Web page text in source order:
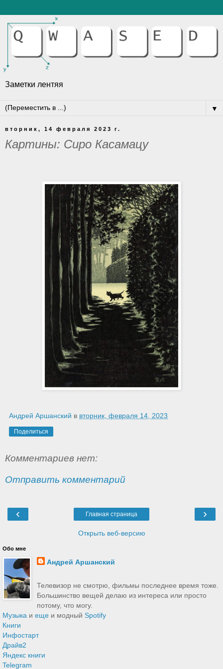
Заметки лентяя
▼
вторник, 14 февраля 2023 г.
Картины: Сиро Касамацу
Андрей Аршанский в вторник, февраля 14, 2023
Поделиться
Комментариев нет:
Отправить комментарий
‹ ›
Главная страница
Открыть веб-версию
Обо мне
Андрей Аршанский
Телевизор не смотрю, фильмы последнее время тоже.
Большинство вещей делаю из интереса или просто
потому, что могу.
Музыка и еще и модный Spotify
Книги
Инфостарт
Драйв2
Яндекс книги
Telegram